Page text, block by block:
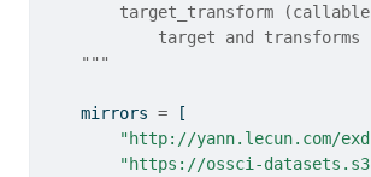
target_transform
target and transforms
    """
    mirrors
= [
"http://yann.lecun.com/
"https://ossci-